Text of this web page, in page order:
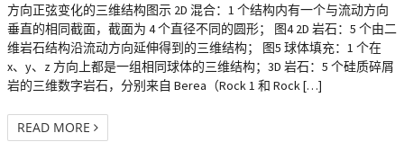
方向正弦变化的三维结构图示 2D 混合：1 个结构内有一个与流动方向
垂直的相同截面，截面为 4 个直径不同的圆形； 图4 2D 岩石：5 个由二
维岩石结构沿流动方向延伸得到的三维结构； 图5 球体填充：1 个在
x、y、z 方向上都是一组相同球体的三维结构；3D 岩石：5 个硅质碎屑
岩的三维数字岩石，分别来自 Berea（Rock 1 和 Rock […]
READ MORE